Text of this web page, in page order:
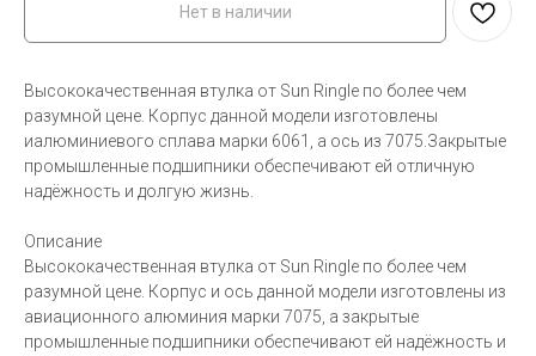
Нет в наличии
Высококачественная втулка от Sun Ringle по более чем
разумной цене. Корпус данной модели изготовлены
иалюминиевого сплава марки 6061, а ось из 7075.Закрытые
промышленные подшипники обеспечивают ей отличную
надёжность и долгую жизнь.
Описание
Высококачественная втулка от Sun Ringle по более чем
разумной цене. Корпус и ось данной модели изготовлены из
авиационного алюминия марки 7075, а закрытые
промышленные подшипники обеспечивают ей надёжность и